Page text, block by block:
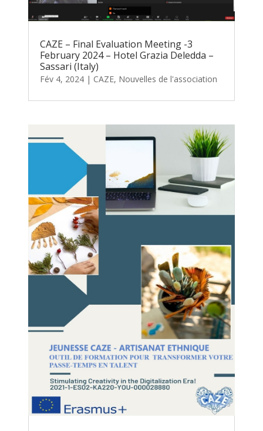
CAZE – Final Evaluation Meeting -3
February 2024 – Hotel Grazia Deledda –
Sassari (Italy)
Fév 4, 2024 | CAZE, Nouvelles de l'association